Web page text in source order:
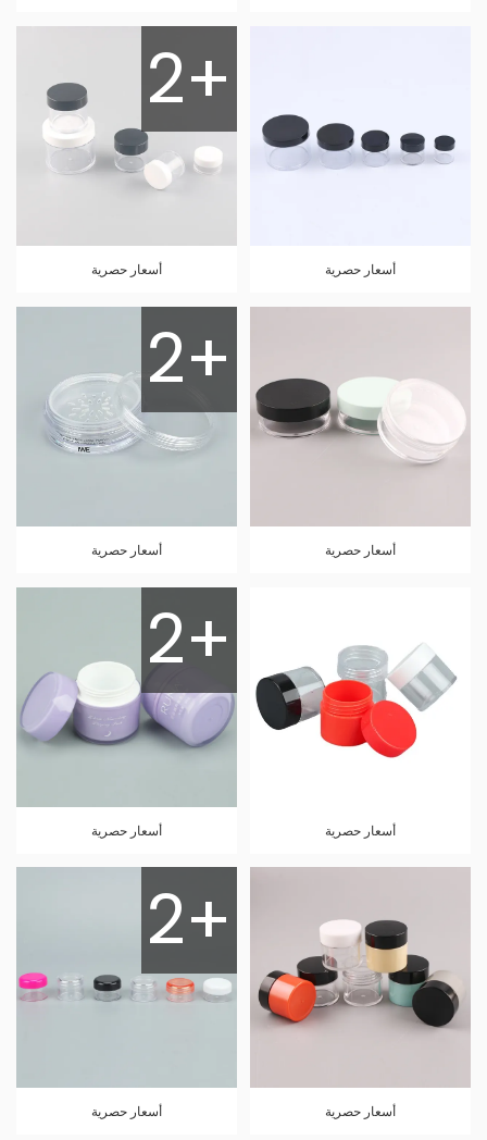
أسعار حصرية
2+
أسعار حصرية
أسعار حصرية
2+
أسعار حصرية
أسعار حصرية
2+
أسعار حصرية
أسعار حصرية
2+
أسعار حصرية